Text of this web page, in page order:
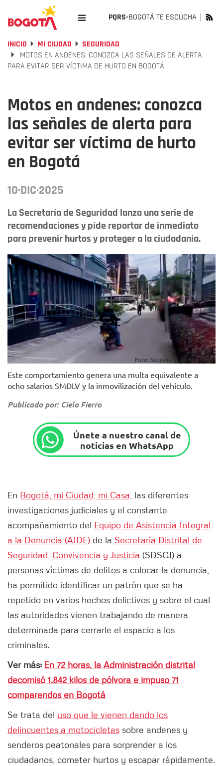
PQRS-BOGOTÁ TE ESCUCHA
INICIO MI CIUDAD
SEGURIDAD
MOTOS EN ANDENES: CONOZCA LAS SEÑALES DE ALERTA
PARA EVITAR SER VÍCTIMA DE HURTO EN BOGOTÁ
Motos en andenes: conozca
las señales de alerta para
evitar ser víctima de hurto
en Bogotá
10·DIC·2025
La Secretaría de Seguridad lanza una serie de
recomendaciones y pide reportar de inmediato
para prevenir hurtos y proteger a la ciudadanía.
Foto: Secretaría de Seguridad
Este comportamiento genera una multa equivalente a
ocho salarios SMDLV y la inmovilización del vehículo.
Publicado por: Cielo Fierro
Únete a nuestro canal de
noticias en WhatsApp
En Bogotá, mi Ciudad, mi Casa , las diferentes
investigaciones judiciales y el constante
acompañamiento del Equipo de Asistencia Integral
a la Denuncia (AIDE) de la Secretaría Distrital de
Seguridad, Convivencia y Justicia (SDSCJ) a
personas víctimas de delitos a colocar la denuncia,
ha permitido identificar un patrón que se ha
repetido en varios hechos delictivos y sobre el cual
las autoridades vienen trabajando de manera
determinada para cerrarle el espacio a los
criminales.
Ver más: En 72 horas, la Administración distrital
decomisó 1.842 kilos de pólvora e impuso 71
comparendos en Bogotá
Se trata del uso que le vienen dando los
delincuentes a motocicletas sobre andenes y
senderos peatonales para sorprender a los
ciudadanos, cometer hurtos y escapar rápidamente.